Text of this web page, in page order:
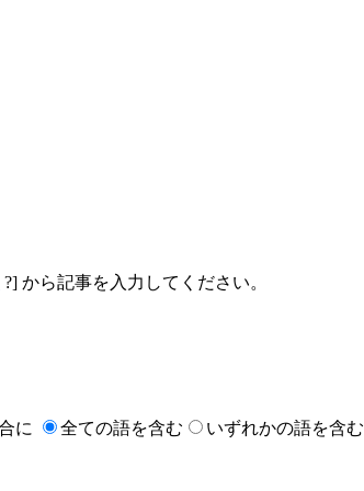
?] から記事を入力してください。
に
全ての語を含む いずれかの語を含む